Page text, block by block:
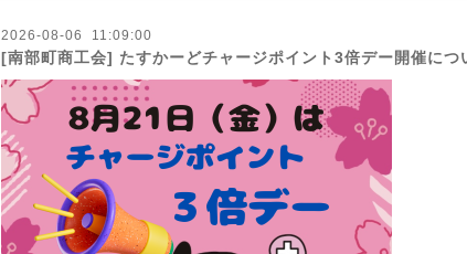
2026-08-06 11:09:00
[南部町商工会] たすかーどチャージポイント3倍デー開催につ